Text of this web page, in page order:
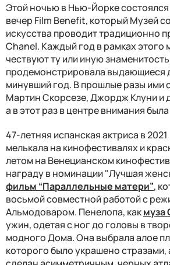
Этой ночью в Нью-Йорке
вечер Film Benefit, который Музей
искусства проводит традиционно
Chanel. Каждый год в рамках этого
чествуют ту или иную
продемонстрировала выдающиеся
минувший год. В прошлые разы ими
Мартин Скорсезе, Джордж Клуни и
а в этот раз в центре внимания
47-летняя испанская актриса в
мелькала на кинофестивалях и
летом на Венецианском
награду в номинации "Лучшая
фильм “Параллельные матери”,
восьмой совместной работой с
Альмодоваром. Пенелопа, какмуза
ужин, одетая с ног до головы в
модного Дома. Она выбрала алое
которого было украшено стразами,